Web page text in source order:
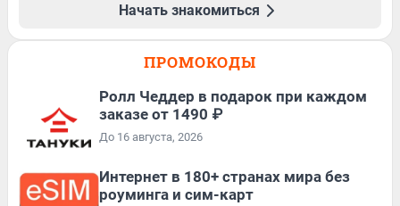
Начать знакомиться
ПРОМОКОДЫ
Ролл Чеддер в подарок при каждом
заказе от 1490 ₽
До 16 августа, 2026
Интернет в 180+ странах мира без
роуминга и сим-карт